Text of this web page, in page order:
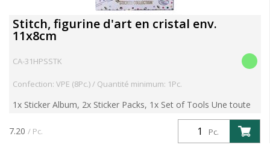
Stitch, figurine d'art en cristal env.
11x8cm
CA-31HPSSTK
Confection: VPE (8Pc.) / Quantité minimum: 1Pc.
1x Sticker Album, 2x Sticker Packs, 1x Set of Tools Une toute
nouvelle gamme vient s’ajouter dans les kits à diamanter : les
Figurines Crystal Art. Unconcept unique et lu...
Pc.
7.20 / Pc.